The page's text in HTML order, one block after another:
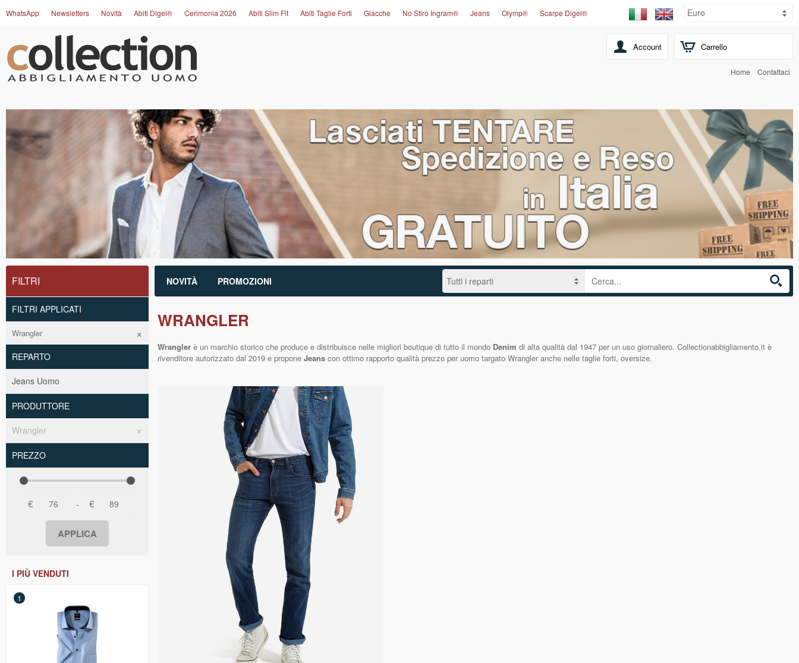
Carrello
WhatsApp Newsletters Novità Abiti Digel® Cerimonia 2026 Abiti Slim Fit Abiti Taglie Forti Giacche No Stiro Ingram® Jeans Olymp® Scarpe Digel®
Account
Home Contattaci
NOVITÀ PROMOZIONI
FILTRI
FILTRI APPLICATI
Wrangler
REPARTO
Jeans Uomo
PRODUTTORE
Wrangler
PREZZO
€ - €
I PIÙ VENDUTI
1
WRANGLER
Wrangler è un marchio storico che produce e distribuisce nelle migliori boutique di tutto il mondo Denim di alta qualità dal 1947 per un uso giornaliero. Collectionabbigliamento.it è
rivenditore autorizzato dal 2019 e propone Jeans con ottimo rapporto qualità prezzo per uomo targato Wrangler anche nelle taglie forti, oversize.